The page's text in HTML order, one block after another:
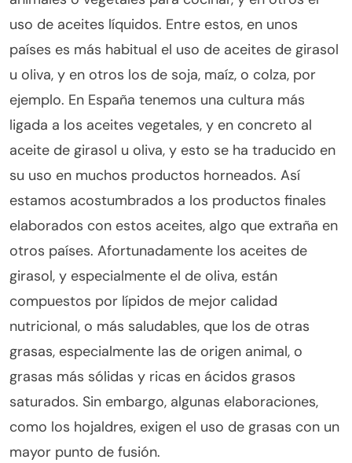
uso de aceites líquidos. Entre estos, en unos
países es más habitual el uso de aceites de girasol
u oliva, y en otros los de soja, maíz, o colza, por
ejemplo. En España tenemos una cultura más
ligada a los aceites vegetales, y en concreto al
aceite de girasol u oliva, y esto se ha traducido en
su uso en muchos productos horneados. Así
estamos acostumbrados a los productos finales
elaborados con estos aceites, algo que extraña en
otros países. Afortunadamente los aceites de
girasol, y especialmente el de oliva, están
compuestos por lípidos de mejor calidad
nutricional, o más saludables, que los de otras
grasas, especialmente las de origen animal, o
grasas más sólidas y ricas en ácidos grasos
saturados. Sin embargo, algunas elaboraciones,
como los hojaldres, exigen el uso de grasas con un
mayor punto de fusión.